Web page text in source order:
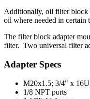
Additionally, oil filter block
oil where needed in certain
The filter block adapter
filter. Two universal filter
Adapter Specs
M20x1.5; 3/4" x
1/8 NPT ports